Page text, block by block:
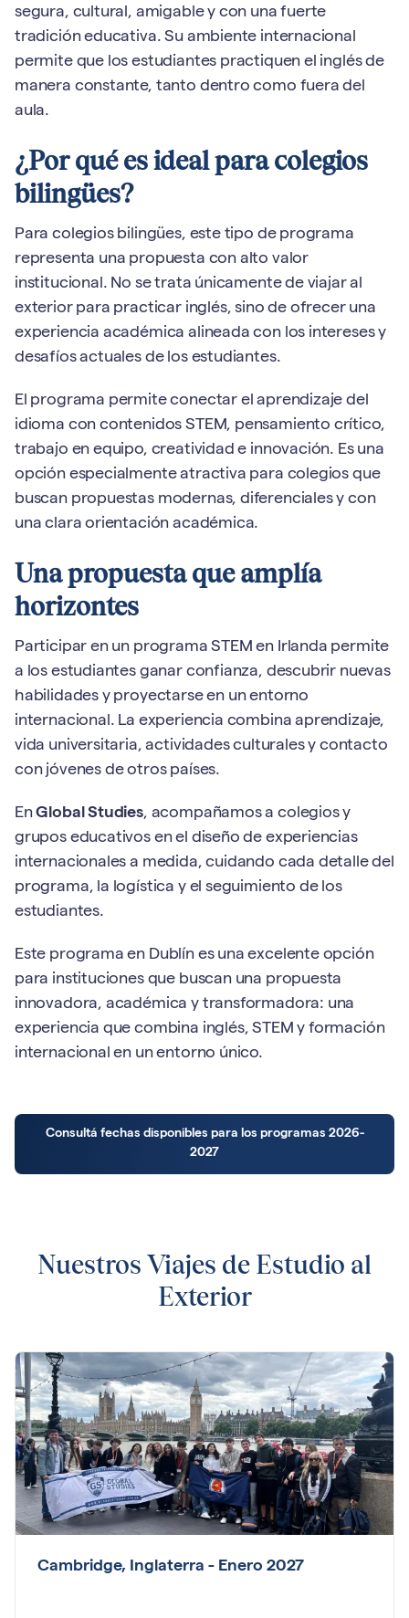
segura, cultural, amigable y con una fuerte
tradición educativa. Su ambiente internacional
permite que los estudiantes practiquen el inglés de
manera constante, tanto dentro como fuera del
aula.
¿Por qué es ideal para colegios
bilingües?
Para colegios bilingües, este tipo de programa
representa una propuesta con alto valor
institucional. No se trata únicamente de viajar al
exterior para practicar inglés, sino de ofrecer una
experiencia académica alineada con los intereses y
desafíos actuales de los estudiantes.
El programa permite conectar el aprendizaje del
idioma con contenidos STEM, pensamiento crítico,
trabajo en equipo, creatividad e innovación. Es una
opción especialmente atractiva para colegios que
buscan propuestas modernas, diferenciales y con
una clara orientación académica.
Una propuesta que amplía
horizontes
Participar en un programa STEM en Irlanda permite
a los estudiantes ganar confianza, descubrir nuevas
habilidades y proyectarse en un entorno
internacional. La experiencia combina aprendizaje,
vida universitaria, actividades culturales y contacto
con jóvenes de otros países.
EnGlobal Studies, acompañamos a colegios y
grupos educativos en el diseño de experiencias
internacionales a medida, cuidando cada detalle del
programa, la logística y el seguimiento de los
estudiantes.
Este programa en Dublín es una excelente opción
para instituciones que buscan una propuesta
innovadora, académica y transformadora: una
experiencia que combina inglés, STEM y formación
internacional en un entorno único.
Consultá fechas disponibles para los programas 2026-
2027
Nuestros Viajes de Estudio al
Exterior
Cambridge, Inglaterra - Enero 2027